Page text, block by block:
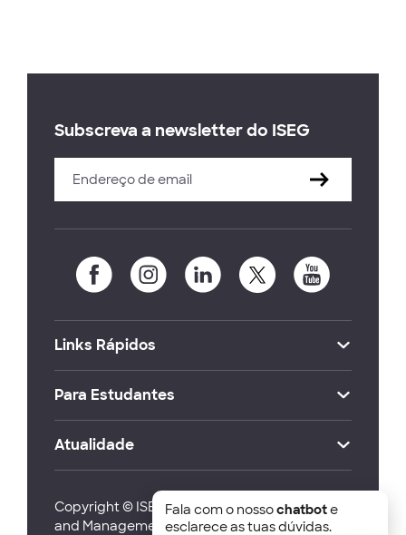
Subscreva a newsletter do ISEG
Links Rápidos
Para Estudantes
Atualidade
Copyright © ISEG Lisbon School of Economics
and Management 2026
Fala com o nossochatbote
esclarece as tuas dúvidas.